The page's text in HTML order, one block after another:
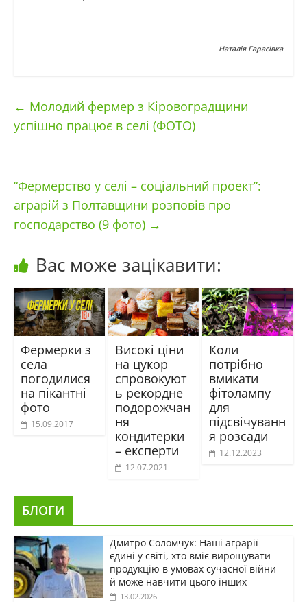
Наталія Гарасівка
← Молодий фермер з Кіровоградщини
успішно працює в селі (ФОТО)
“Фермерство у селі – соціальний проект”:
аграрій з Полтавщини розповів про
господарство (9 фото) →
Вас може зацікавити:
Фермерки з
села
погодилися
на пікантні
фото
15.09.2017
Високі ціни
на цукор
спровокуют
ь рекордне
подорожчан
ня
кондитерки
– експерти
12.07.2021
Коли
потрібно
вмикати
фітолампу
для
підсвічуванн
я розсади
12.12.2023
БЛОГИ
Дмитро Соломчук: Наші аграрії
єдині у світі, хто вміє вирощувати
продукцію в умовах сучасної війни
й може навчити цього інших
13.02.2026